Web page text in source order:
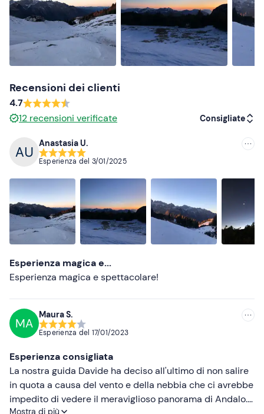
Recensioni dei clienti
4.7
12 recensioni verificate Consigliate
Più recenti
Meno recenti
Più alte
Più basse
Anastasia U.
Esperienza del 3/01/2025
Esperienza magica e...
Esperienza magica e spettacolare!
MA
Maura S.
Esperienza del 17/01/2023
Esperienza consigliata
La nostra guida Davide ha deciso all'ultimo di non salire
in quota a causa del vento e della nebbia che ci avrebbe
impedito di vedere il meraviglioso panorama di Andalo.
Mostra di più